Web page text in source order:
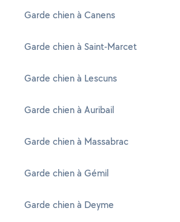
Garde chien à Canens
Garde chien à Saint-Marcet
Garde chien à Lescuns
Garde chien à Auribail
Garde chien à Massabrac
Garde chien à Gémil
Garde chien à Deyme